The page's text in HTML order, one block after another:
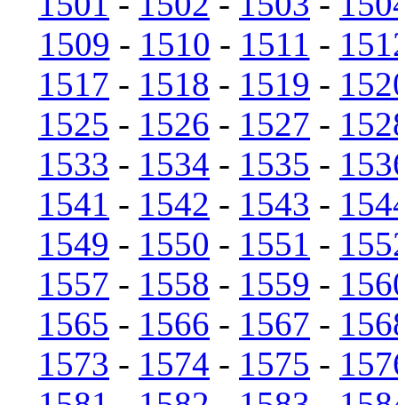
1509 - 1510 - 1511 -
1517 - 1518 - 1519 -
1525 - 1526 - 1527 -
1533 - 1534 - 1535 -
1541 - 1542 - 1543 -
1549 - 1550 - 1551 -
1557 - 1558 - 1559 -
1565 - 1566 - 1567 -
1573 - 1574 - 1575 -